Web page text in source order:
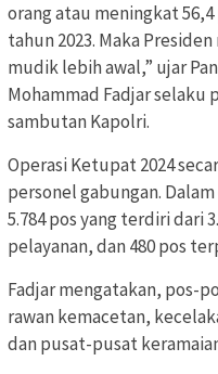
orang atau meningkat
tahun 2023. Maka
mudik lebih awal,” ujar
Mohammad Fadjar
sambutan Kapolri.
Operasi Ketupat 2024
personel gabungan.
5.784 pos yang terdiri dari
pelayanan, dan 480 pos
Fadjar mengatakan, pos-
rawan kemacetan,
dan pusat-pusat